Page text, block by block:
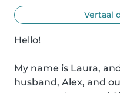
Vertaal
Hello!
My name is Laura,
husband, Alex, and